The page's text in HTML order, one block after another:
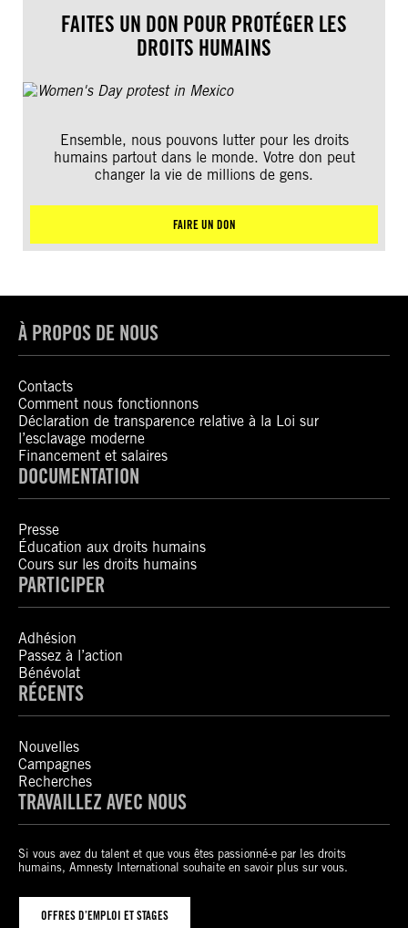
FAITES UN DON POUR PROTÉGER LES
DROITS HUMAINS
Ensemble, nous pouvons lutter pour les droits
humains partout dans le monde. Votre don peut
changer la vie de millions de gens.
FAIRE UN DON
À PROPOS DE NOUS
Contacts
Comment nous fonctionnons
Déclaration de transparence relative à la Loi sur
l’esclavage moderne
Financement et salaires
DOCUMENTATION
Presse
Éducation aux droits humains
Cours sur les droits humains
PARTICIPER
Adhésion
Passez à l’action
Bénévolat
RÉCENTS
Nouvelles
Campagnes
Recherches
TRAVAILLEZ AVEC NOUS
Si vous avez du talent et que vous êtes passionné-e par les droits
humains, Amnesty International souhaite en savoir plus sur vous.
OFFRES D’EMPLOI ET STAGES